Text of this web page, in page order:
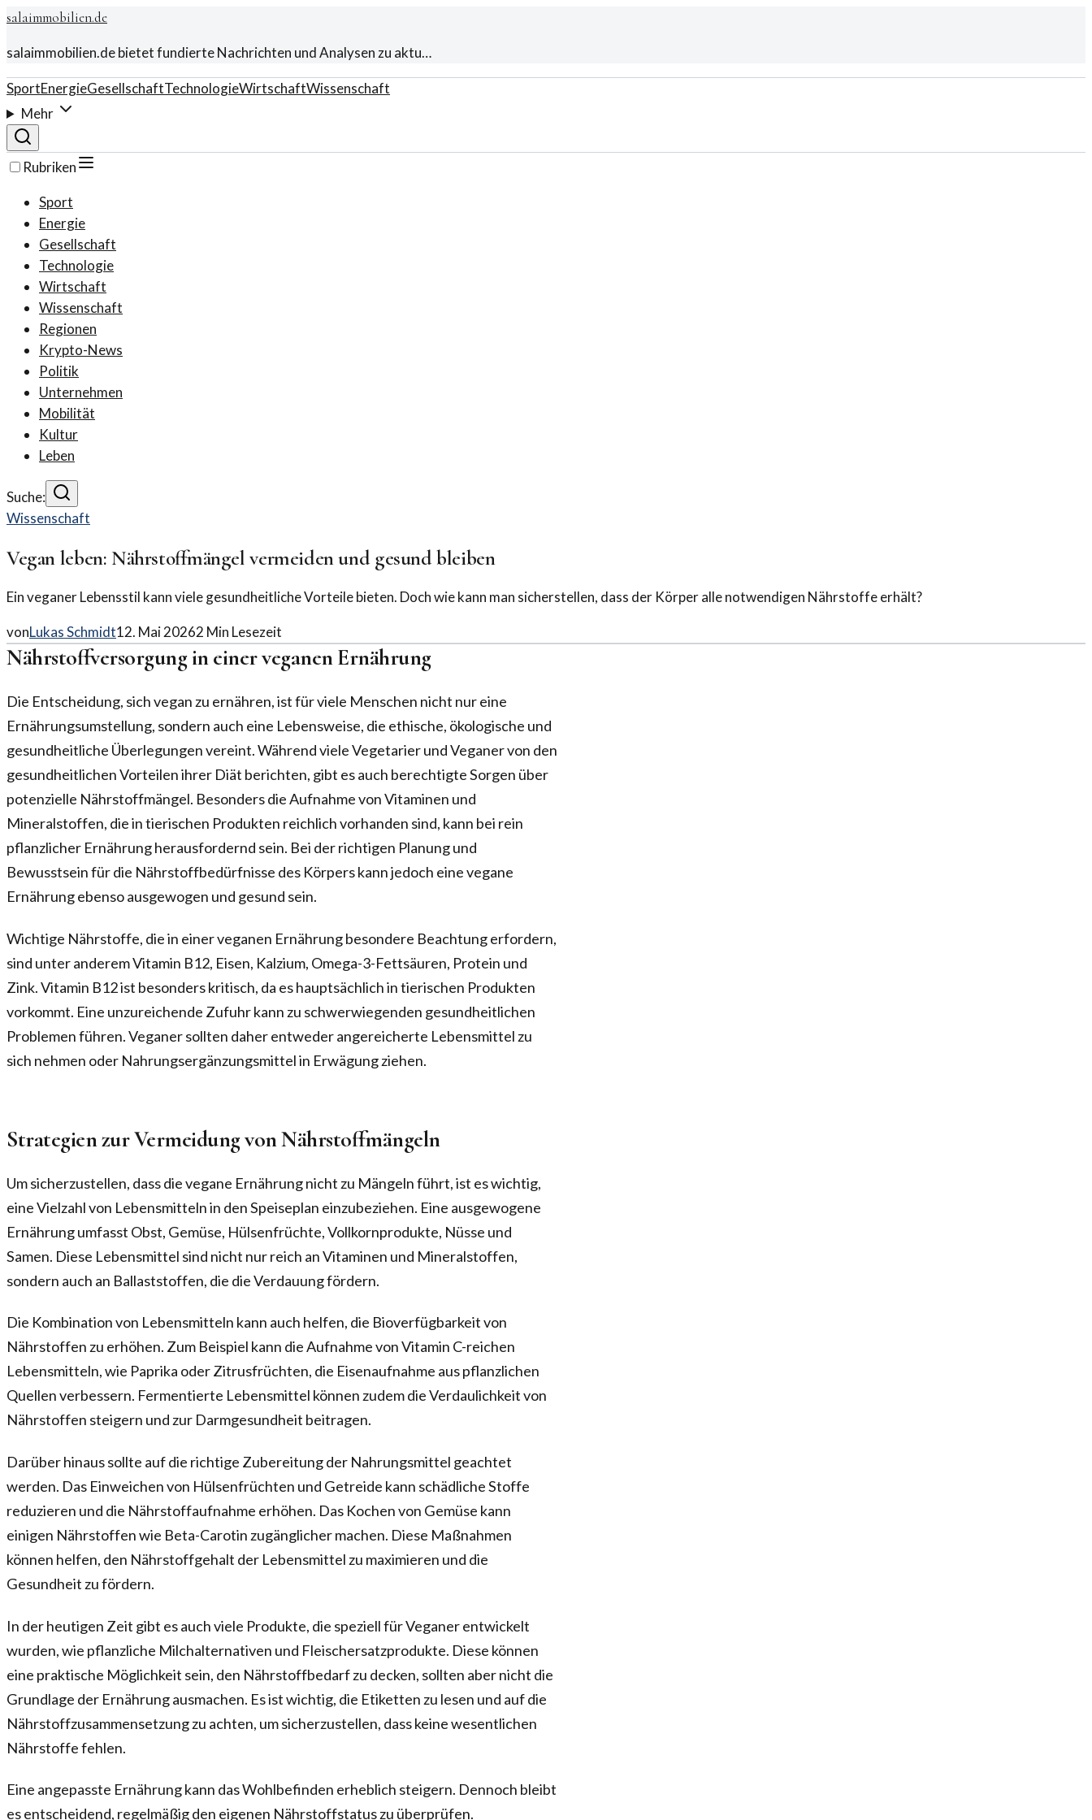
salaimmobilien.de
salaimmobilien.de bietet fundierte Nachrichten und Analysen zu aktu…
SportEnergieGesellschaftTechnologieWirtschaftWissenschaft
Mehr
Rubriken
Sport
Energie
Gesellschaft
Technologie
Wirtschaft
Wissenschaft
Regionen
Krypto-News
Politik
Unternehmen
Mobilität
Kultur
Leben
Suche:
Wissenschaft
Vegan leben: Nährstoffmängel vermeiden und gesund bleiben
Ein veganer Lebensstil kann viele gesundheitliche Vorteile bieten. Doch wie kann man sicherstellen, dass der Körper alle notwendigen Nährstoffe erhält?
vonLukas Schmidt12. Mai 20262 Min Lesezeit
Nährstoffversorgung in einer veganen Ernährung
Die Entscheidung, sich vegan zu ernähren, ist für viele Menschen nicht nur eine
Ernährungsumstellung, sondern auch eine Lebensweise, die ethische, ökologische und
gesundheitliche Überlegungen vereint. Während viele Vegetarier und Veganer von den
gesundheitlichen Vorteilen ihrer Diät berichten, gibt es auch berechtigte Sorgen über
potenzielle Nährstoffmängel. Besonders die Aufnahme von Vitaminen und
Mineralstoffen, die in tierischen Produkten reichlich vorhanden sind, kann bei rein
pflanzlicher Ernährung herausfordernd sein. Bei der richtigen Planung und
Bewusstsein für die Nährstoffbedürfnisse des Körpers kann jedoch eine vegane
Ernährung ebenso ausgewogen und gesund sein.
Wichtige Nährstoffe, die in einer veganen Ernährung besondere Beachtung erfordern,
sind unter anderem Vitamin B12, Eisen, Kalzium, Omega-3-Fettsäuren, Protein und
Zink. Vitamin B12 ist besonders kritisch, da es hauptsächlich in tierischen Produkten
vorkommt. Eine unzureichende Zufuhr kann zu schwerwiegenden gesundheitlichen
Problemen führen. Veganer sollten daher entweder angereicherte Lebensmittel zu
sich nehmen oder Nahrungsergänzungsmittel in Erwägung ziehen.
Strategien zur Vermeidung von Nährstoffmängeln
Um sicherzustellen, dass die vegane Ernährung nicht zu Mängeln führt, ist es wichtig,
eine Vielzahl von Lebensmitteln in den Speiseplan einzubeziehen. Eine ausgewogene
Ernährung umfasst Obst, Gemüse, Hülsenfrüchte, Vollkornprodukte, Nüsse und
Samen. Diese Lebensmittel sind nicht nur reich an Vitaminen und Mineralstoffen,
sondern auch an Ballaststoffen, die die Verdauung fördern.
Die Kombination von Lebensmitteln kann auch helfen, die Bioverfügbarkeit von
Nährstoffen zu erhöhen. Zum Beispiel kann die Aufnahme von Vitamin C-reichen
Lebensmitteln, wie Paprika oder Zitrusfrüchten, die Eisenaufnahme aus pflanzlichen
Quellen verbessern. Fermentierte Lebensmittel können zudem die Verdaulichkeit von
Nährstoffen steigern und zur Darmgesundheit beitragen.
Darüber hinaus sollte auf die richtige Zubereitung der Nahrungsmittel geachtet
werden. Das Einweichen von Hülsenfrüchten und Getreide kann schädliche Stoffe
reduzieren und die Nährstoffaufnahme erhöhen. Das Kochen von Gemüse kann
einigen Nährstoffen wie Beta-Carotin zugänglicher machen. Diese Maßnahmen
können helfen, den Nährstoffgehalt der Lebensmittel zu maximieren und die
Gesundheit zu fördern.
In der heutigen Zeit gibt es auch viele Produkte, die speziell für Veganer entwickelt
wurden, wie pflanzliche Milchalternativen und Fleischersatzprodukte. Diese können
eine praktische Möglichkeit sein, den Nährstoffbedarf zu decken, sollten aber nicht die
Grundlage der Ernährung ausmachen. Es ist wichtig, die Etiketten zu lesen und auf die
Nährstoffzusammensetzung zu achten, um sicherzustellen, dass keine wesentlichen
Nährstoffe fehlen.
Eine angepasste Ernährung kann das Wohlbefinden erheblich steigern. Dennoch bleibt
es entscheidend, regelmäßig den eigenen Nährstoffstatus zu überprüfen.